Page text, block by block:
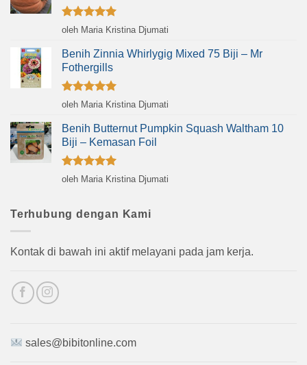
Dinilai5
oleh Maria Kristina Djumati
Benih Zinnia Whirlygig Mixed 75 Biji – Mr
Fothergills
Dinilai5
oleh Maria Kristina Djumati
Benih Butternut Pumpkin Squash Waltham 10
Biji – Kemasan Foil
Dinilai5
oleh Maria Kristina Djumati
Terhubung dengan Kami
Kontak di bawah ini aktif melayani pada jam kerja.
sales@bibitonline.com